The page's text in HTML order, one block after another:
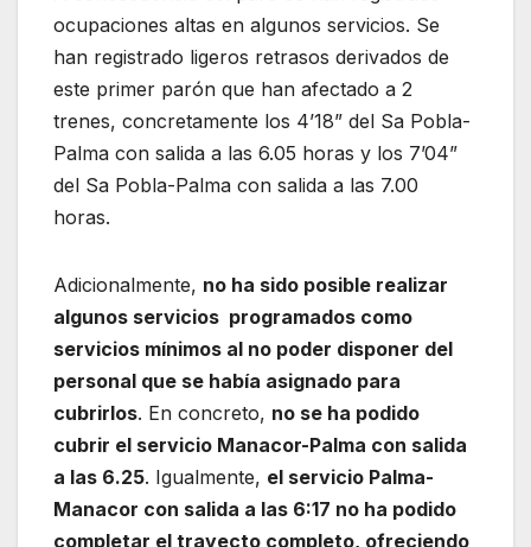
ocupaciones altas en algunos servicios. Se
han registrado ligeros retrasos derivados de
este primer parón que han afectado a 2
trenes, concretamente los 4’18” del Sa Pobla-
Palma con salida a las 6.05 horas y los 7’04”
del Sa Pobla-Palma con salida a las 7.00
horas.
Adicionalmente, no ha sido posible realizar
algunos servicios programados como
servicios mínimos al no poder disponer del
personal que se había asignado para
cubrirlos. En concreto, no se ha podido
cubrir el servicio Manacor-Palma con salida
a las 6.25. Igualmente, el servicio Palma-
Manacor con salida a las 6:17 no ha podido
completar el trayecto completo, ofreciendo